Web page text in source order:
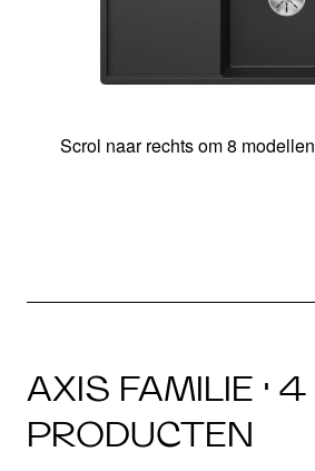
Scrol naar rechts om 8
AXIS FAMILIE · 4
PRODUCTEN